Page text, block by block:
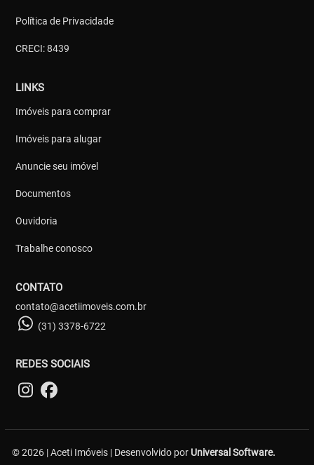
Política de Privacidade
CRECI: 8439
LINKS
Imóveis para comprar
Imóveis para alugar
Anuncie seu imóvel
Documentos
Ouvidoria
Trabalhe conosco
CONTATO
contato@acetiimoveis.com.br
(31) 3378-6722
REDES SOCIAIS
© 2026 | Aceti Imóveis | Desenvolvido por Universal Software.